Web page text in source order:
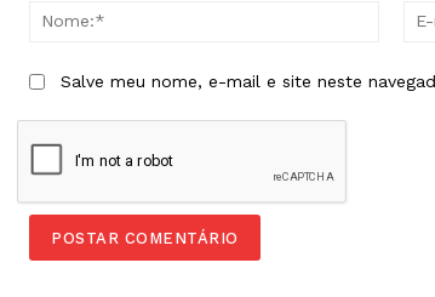
Nome:*
Salve meu nome, e-mail e site neste